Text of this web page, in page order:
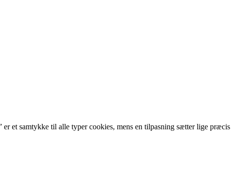
et samtykke til alle typer cookies, mens en tilpasning sætter lige præcis